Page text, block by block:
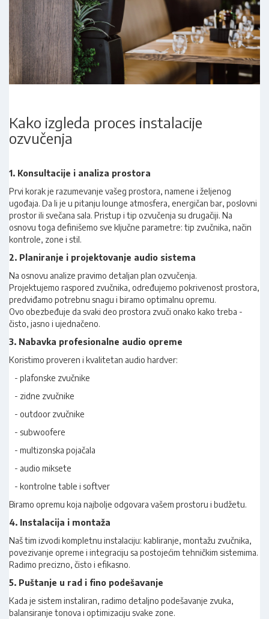
Kako izgleda proces instalacije
ozvučenja
1. Konsultacije i analiza prostora
Prvi korak je razumevanje vašeg prostora, namene i željenog
ugođaja. Da li je u pitanju lounge atmosfera, energičan bar, poslovni
prostor ili svečana sala. Pristup i tip ozvučenja su drugačiji. Na
osnovu toga definišemo sve ključne parametre: tip zvučnika, način
kontrole, zone i stil.
2. Planiranje i projektovanje audio sistema
Na osnovu analize pravimo detaljan plan ozvučenja.
Projektujemo raspored zvučnika, određujemo pokrivenost prostora,
predviđamo potrebnu snagu i biramo optimalnu opremu.
Ovo obezbeđuje da svaki deo prostora zvuči onako kako treba -
čisto, jasno i ujednačeno.
3. Nabavka profesionalne audio opreme
Koristimo proveren i kvalitetan audio hardver:
- plafonske zvučnike
- zidne zvučnike
- outdoor zvučnike
- subwoofere
- multizonska pojačala
- audio miksete
- kontrolne table i softver
Biramo opremu koja najbolje odgovara vašem prostoru i budžetu.
4. Instalacija i montaža
Naš tim izvodi kompletnu instalaciju: kabliranje, montažu zvučnika,
povezivanje opreme i integraciju sa postojećim tehničkim sistemima.
Radimo precizno, čisto i efikasno.
5. Puštanje u rad i fino podešavanje
Kada je sistem instaliran, radimo detaljno podešavanje zvuka,
balansiranje tonova i optimizaciju svake zone.